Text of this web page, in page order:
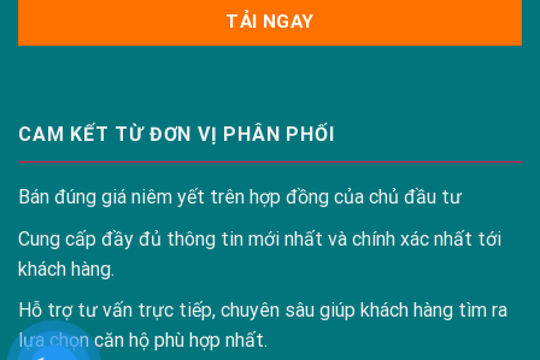
CAM KẾT TỪ ĐƠN VỊ PHÂN PHỐI
Bán đúng giá niêm yết trên hợp đồng của chủ đầu tư
Cung cấp đầy đủ thông tin mới nhất và chính xác nhất tới
khách hàng.
Hỗ trợ tư vấn trực tiếp, chuyên sâu giúp khách hàng tìm ra
lựa chọn căn hộ phù hợp nhất.